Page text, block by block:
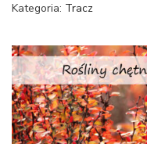
Kategoria: Tracz